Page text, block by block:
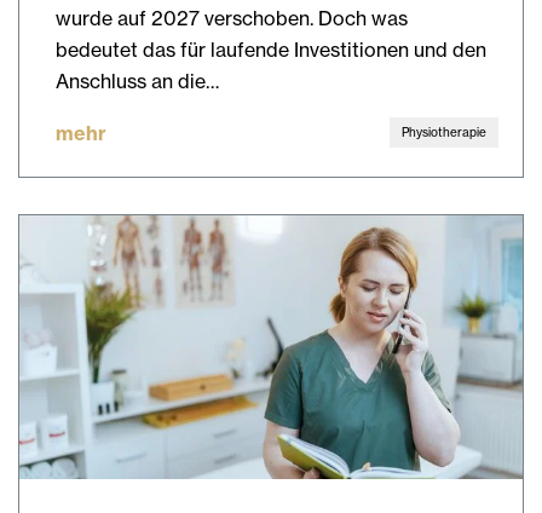
wurde auf 2027 verschoben. Doch was
bedeutet das für laufende Investitionen und den
Anschluss an die…
mehr Physiotherapie